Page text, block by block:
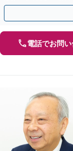
電話でお問